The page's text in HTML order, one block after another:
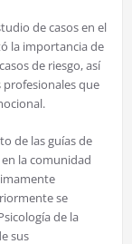
de casos en el
la importancia de
de riesgo, así
que
de las guías de
la comunidad
se
de la
sus